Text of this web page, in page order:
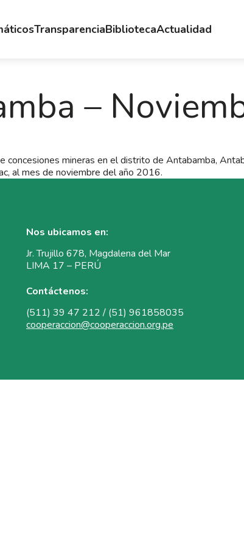
TransparenciaBibliotecaActualidad
–
concesiones mineras en el distrito de Antabamba,
al mes de noviembre del año 2016.
Nos ubicamos en:
Jr. Trujillo 678, Magdalena del Mar
LIMA 17 – PERÚ
Contáctenos:
(511) 39 47 212 / (51) 961858035
cooperaccion@cooperaccion.org.pe